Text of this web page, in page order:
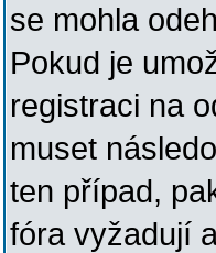
se mohla
Pokud je
registraci na
muset
ten případ,
fóra vyžadují